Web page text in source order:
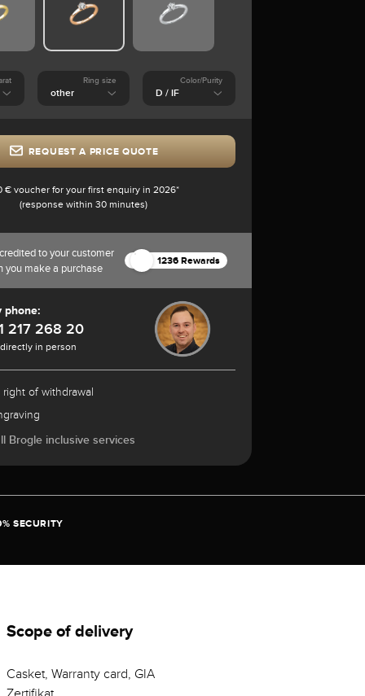
Ring size Color/Purity
REQUEST A PRICE QUOTE
€ voucher for your first enquiry in 2026*
(response within 30 minutes)
to your customer
you make a purchase
1236 Rewards
phone:
217 268 20
in person
right of withdrawal
Brogle inclusive services
SECURITY
Scope of delivery
Casket, Warranty card, GIA